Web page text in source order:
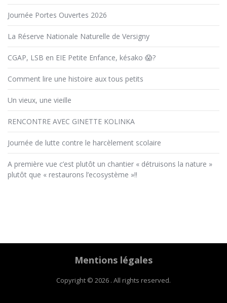
Journée Portes Ouvertes 2026
La Réserve Nationale Naturelle de Versigny
CGAP, LSB en EIE Petite Enfance, késako 😱?
Comment lire une histoire aux tous petits
Un vieux, une vieille
RENCONTRE AVEC GINETTE KOLINKA
Journée de lutte contre le harcèlement scolaire
A première vue c’est plutôt un chantier « détruisons la nature »
plutôt que « restaurons l’ecosystème »!!
Mentions légales
Copyright © 2026 . All rights reserved.